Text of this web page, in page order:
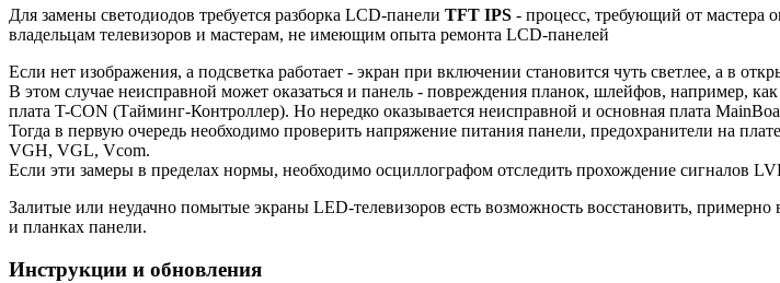
Для замены светодиодов требуется разборка LCD-панели TFT IPS - процесс, требующий от мастера
владельцам телевизоров и мастерам, не имеющим опыта ремонта LCD-панелей
Если нет изображения, а подсветка работает - экран при включении становится чуть светлее, а в
В этом случае неисправной может оказаться и панель - повреждения планок, шлейфов, например,
плата T-CON (Тайминг-Контроллер). Но нередко оказывается неисправной и основная плата
Тогда в первую очередь необходимо проверить напряжение питания панели, предохранители на
VGH, VGL, Vcom.
Если эти замеры в пределах нормы, необходимо осциллографом отследить прохождение сигналов
Залитые или неудачно помытые экраны LED-телевизоров есть возможность восстановить,
и планках панели.
Инструкции и обновления